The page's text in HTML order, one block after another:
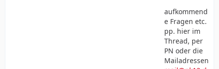
aufkommend
e Fragen etc.
pp. hier im
Thread, per
PN oder die
Mailadressen